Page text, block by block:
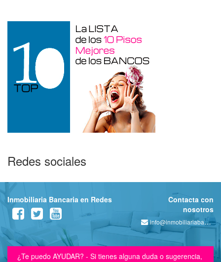
Redes sociales
Inmobiliaria Bancaria en Redes
Contacta con
nosotros
info@inmobiliariabancaria.com
¿Te puedo AYUDAR? - Si tienes alguna duda o sugerencia,